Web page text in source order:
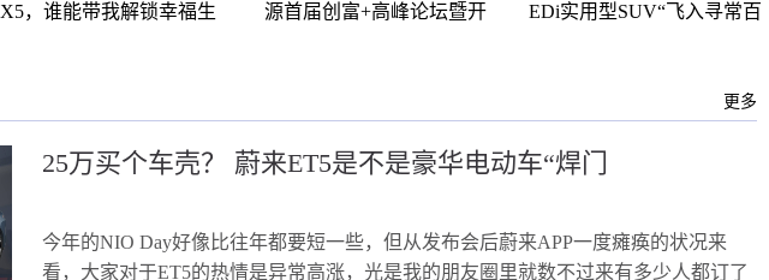
X5，谁能带我解锁幸福生
源首届创富+高峰论坛暨开
EDi实用型SUV“飞入寻常百
更多
25万买个车壳？ 蔚来ET5是不是豪华电动车“焊门
今年的NIO Day好像比往年都要短一些，但从发布会后蔚来APP一度瘫痪的状况来
看，大家对于ET5的热情是异常高涨，光是我的朋友圈里就数不过来有多少人都订了